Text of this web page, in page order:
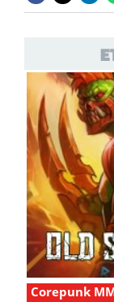
Corepunk